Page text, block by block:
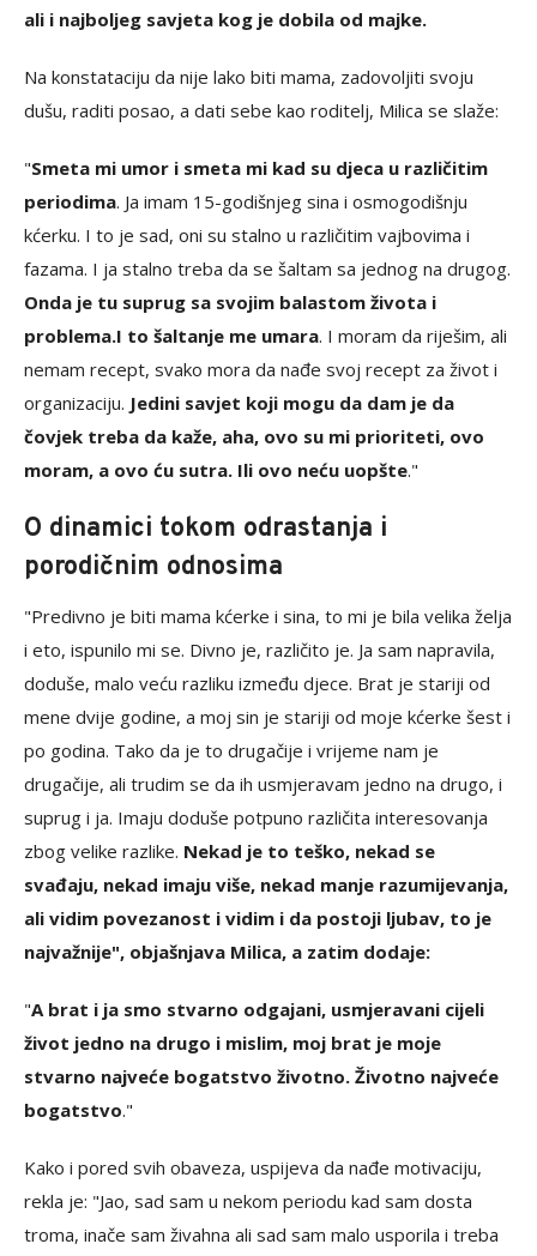
ali i najboljeg savjeta kog je dobila od majke.
Na konstataciju da nije lako biti mama, zadovoljiti svoju
dušu, raditi posao, a dati sebe kao roditelj, Milica se slaže:
"Smeta mi umor i smeta mi kad su djeca u različitim
periodima. Ja imam 15-godišnjeg sina i osmogodišnju
kćerku. I to je sad, oni su stalno u različitim vajbovima i
fazama. I ja stalno treba da se šaltam sa jednog na drugog.
Onda je tu suprug sa svojim balastom života i
problema.I to šaltanje me umara. I moram da riješim, ali
nemam recept, svako mora da nađe svoj recept za život i
organizaciju. Jedini savjet koji mogu da dam je da
čovjek treba da kaže, aha, ovo su mi prioriteti, ovo
moram, a ovo ću sutra. Ili ovo neću uopšte."
O dinamici tokom odrastanja i
porodičnim odnosima
"Predivno je biti mama kćerke i sina, to mi je bila velika želja
i eto, ispunilo mi se. Divno je, različito je. Ja sam napravila,
doduše, malo veću razliku između djece. Brat je stariji od
mene dvije godine, a moj sin je stariji od moje kćerke šest i
po godina. Tako da je to drugačije i vrijeme nam je
drugačije, ali trudim se da ih usmjeravam jedno na drugo, i
suprug i ja. Imaju doduše potpuno različita interesovanja
zbog velike razlike. Nekad je to teško, nekad se
svađaju, nekad imaju više, nekad manje razumijevanja,
ali vidim povezanost i vidim i da postoji ljubav, to je
najvažnije", objašnjava Milica, a zatim dodaje:
"A brat i ja smo stvarno odgajani, usmjeravani cijeli
život jedno na drugo i mislim, moj brat je moje
stvarno najveće bogatstvo životno. Životno najveće
bogatstvo."
Kako i pored svih obaveza, uspijeva da nađe motivaciju,
rekla je: "Jao, sad sam u nekom periodu kad sam dosta
troma, inače sam živahna ali sad sam malo usporila i treba